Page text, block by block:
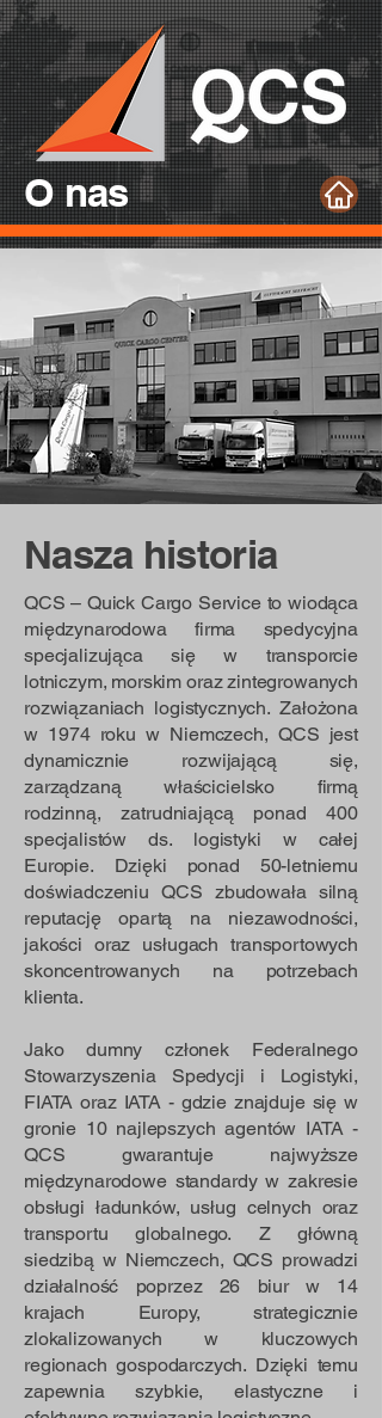
O nas
Nasza historia
QCS – Quick Cargo Service to wiodąca
międzynarodowa firma spedycyjna
specjalizująca się w transporcie
lotniczym, morskim oraz zintegrowanych
rozwiązaniach logistycznych. Założona
w 1974 roku w Niemczech, QCS jest
dynamicznie rozwijającą się,
zarządzaną właścicielsko firmą
rodzinną, zatrudniającą ponad 400
specjalistów ds. logistyki w całej
Europie. Dzięki ponad 50-letniemu
doświadczeniu QCS zbudowała silną
reputację opartą na niezawodności,
jakości oraz usługach transportowych
skoncentrowanych na potrzebach
klienta.
Jako dumny członek Federalnego
Stowarzyszenia Spedycji i Logistyki,
FIATA oraz IATA - gdzie znajduje się w
gronie 10 najlepszych agentów IATA -
QCS gwarantuje najwyższe
międzynarodowe standardy w zakresie
obsługi ładunków, usług celnych oraz
transportu globalnego. Z główną
siedzibą w Niemczech, QCS prowadzi
działalność poprzez 26 biur w 14
krajach Europy, strategicznie
zlokalizowanych w kluczowych
regionach gospodarczych. Dzięki temu
zapewnia szybkie, elastyczne i